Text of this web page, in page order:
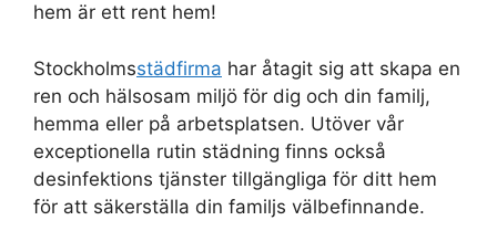
hem är ett rent hem!
Stockholmsstädfirma har åtagit sig att skapa en
ren och hälsosam miljö för dig och din familj,
hemma eller på arbetsplatsen. Utöver vår
exceptionella rutin städning finns också
desinfektions tjänster tillgängliga för ditt hem
för att säkerställa din familjs välbefinnande.